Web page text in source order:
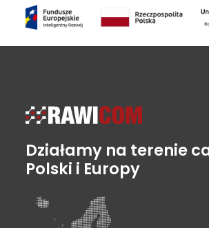
Działamy na terenie
Polski i Europy